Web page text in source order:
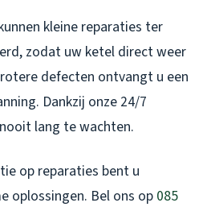
kleine reparaties ter
zodat uw ketel direct weer
defecten ontvangt u een
Dankzij onze 24/7
lang te wachten.
op reparaties bent u
oplossingen. Bel ons op 085